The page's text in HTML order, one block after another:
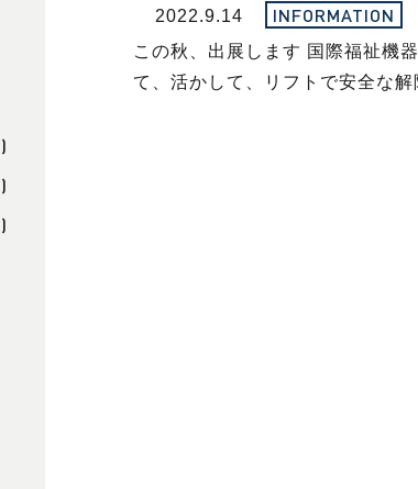
2022.9.14 INFORMATION
この秋、出展します 国際福祉機
て、活かして、リフトで安全な